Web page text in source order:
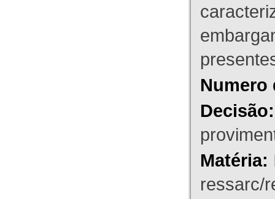
Numero
Decisão:
Matéria:
ressarc/